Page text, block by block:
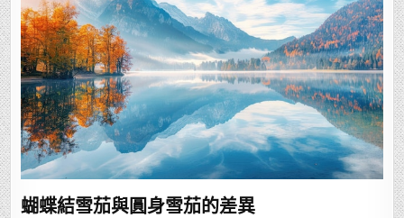
蝴蝶結雪茄與圓身雪茄的差異